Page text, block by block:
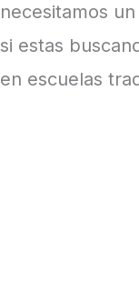
necesitamos
si estas
en escuelas